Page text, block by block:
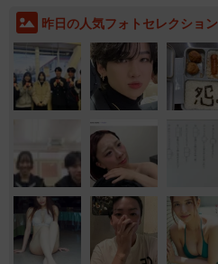
昨日の人気フォトセレクション